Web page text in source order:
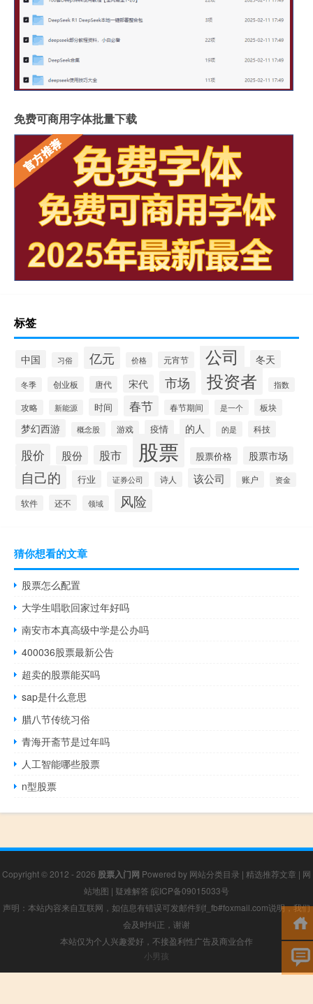
免费可商用字体批量下载
标签
中国 习俗 亿元 价格 元宵节 公司 冬天
冬季 创业板 唐代 宋代 市场 投资者 指数
攻略 新能源 时间 春节 春节期间 是一个 板块
梦幻西游 概念股 游戏 疫情 的人 的是 科技
股价 股份 股市 股票 股票价格 股票市场
自己的 行业 证券公司 诗人 该公司 账户 资金
软件 还不 领域 风险
猜你想看的文章
股票怎么配置
大学生唱歌回家过年好吗
南安市本真高级中学是公办吗
400036股票最新公告
超卖的股票能买吗
sap是什么意思
腊八节传统习俗
青海开斋节是过年吗
人工智能哪些股票
n型股票
Copyright © 2012 - 2026 股票入门网 Powered by 网站分类目录 | 精选推荐文章 | 网
站地图 | 疑难解答 皖ICP备09015033号
声明：本站内容来自互联网，如信息有错误可发邮件到f_fb#foxmail.com说明，我们
会及时纠正，谢谢
本站仅为个人兴趣爱好，不接盈利性广告及商业合作
小男孩